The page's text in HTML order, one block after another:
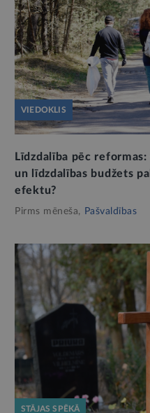
VIEDOKLIS
Līdzdalība pēc
un līdzdalības budžets
efektu?
Pirms mēneša, Pašvaldības
STĀJAS SPĒKĀ